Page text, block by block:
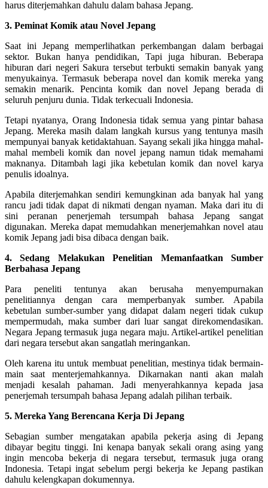
harus diterjemahkan dahulu dalam bahasa Jepang.
3. Peminat Komik atau Novel Jepang
Saat ini Jepang memperlihatkan perkembangan dalam berbagai
sektor. Bukan hanya pendidikan, Tapi juga hiburan. Beberapa
hiburan dari negeri Sakura tersebut terbukti semakin banyak yang
menyukainya. Termasuk beberapa novel dan komik mereka yang
semakin menarik. Pencinta komik dan novel Jepang berada di
seluruh penjuru dunia. Tidak terkecuali Indonesia.
Tetapi nyatanya, Orang Indonesia tidak semua yang pintar bahasa
Jepang. Mereka masih dalam langkah kursus yang tentunya masih
mempunyai banyak ketidaktahuan. Sayang sekali jika hingga mahal-
mahal membeli komik dan novel jepang namun tidak memahami
maknanya. Ditambah lagi jika kebetulan komik dan novel karya
penulis idoalnya.
Apabila diterjemahkan sendiri kemungkinan ada banyak hal yang
rancu jadi tidak dapat di nikmati dengan nyaman. Maka dari itu di
sini peranan penerjemah tersumpah bahasa Jepang sangat
digunakan. Mereka dapat memudahkan menerjemahkan novel atau
komik Jepang jadi bisa dibaca dengan baik.
4. Sedang Melakukan Penelitian Memanfaatkan Sumber
Berbahasa Jepang
Para peneliti tentunya akan berusaha menyempurnakan
penelitiannya dengan cara memperbanyak sumber. Apabila
kebetulan sumber-sumber yang didapat dalam negeri tidak cukup
mempermudah, maka sumber dari luar sangat direkomendasikan.
Negara Jepang termasuk juga negara maju. Artikel-artikel penelitian
dari negara tersebut akan sangatlah meringankan.
Oleh karena itu untuk membuat penelitian, mestinya tidak bermain-
main saat menterjemahkannya. Dikarnakan nanti akan malah
menjadi kesalah pahaman. Jadi menyerahkannya kepada jasa
penerjemah tersumpah bahasa Jepang adalah pilihan terbaik.
5. Mereka Yang Berencana Kerja Di Jepang
Sebagian sumber mengatakan apabila pekerja asing di Jepang
dibayar begitu tinggi. Ini kenapa banyak sekali orang asing yang
ingin mencoba bekerja di negara tersebut, termasuk juga orang
Indonesia. Tetapi ingat sebelum pergi bekerja ke Jepang pastikan
dahulu kelengkapan dokumennya.